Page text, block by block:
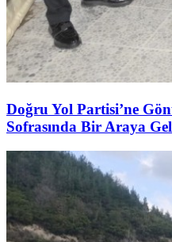
Doğru Yol Partisi’ne
Sofrasında Bir Araya